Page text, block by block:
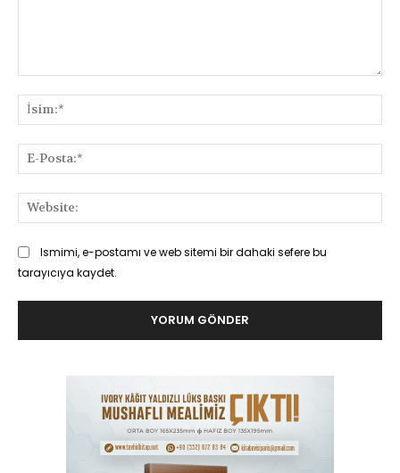
Ismimi, e-postamı ve web sitemi bir dahaki sefere bu
tarayıcıya kaydet.